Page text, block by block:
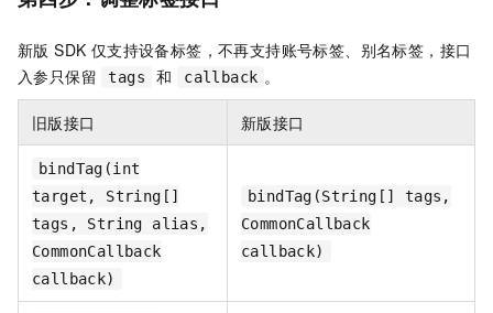
新版 SDK 仅支持设备标签，不再支持账号标签、别名标签，接口
入参只保留
tags 和 callback 。
旧版接口 新版接口
bindTag(int
target, String[]
tags, String alias,
CommonCallback
callback)
bindTag(String[] tags,
CommonCallback
callback)